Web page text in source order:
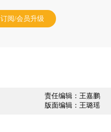
订阅/会员升级
责任编辑：王嘉鹏
版面编辑：王璐瑶